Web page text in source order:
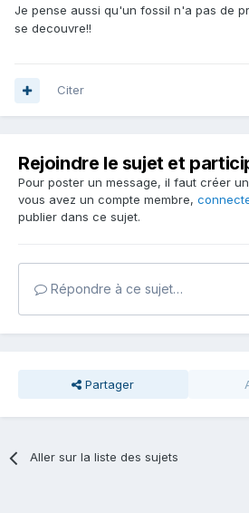
Je pense aussi qu'un fossil n'a pas de
se decouvre!!
Citer
Rejoindre le sujet et
Pour poster un message, il faut créer
vous avez un compte membre,
publier dans ce sujet.
Répondre à ce sujet…
Partager
Aller sur la liste des sujets